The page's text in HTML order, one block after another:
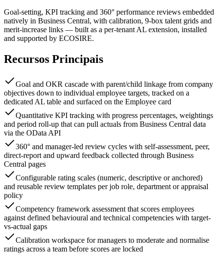
Goal-setting, KPI tracking and 360° performance reviews embedded
natively in Business Central, with calibration, 9-box talent grids and
merit-increase links — built as a per-tenant AL extension, installed
and supported by ECOSIRE.
Recursos Principais
Goal and OKR cascade with parent/child linkage from company
objectives down to individual employee targets, tracked on a
dedicated AL table and surfaced on the Employee card
Quantitative KPI tracking with progress percentages, weightings
and period roll-up that can pull actuals from Business Central data
via the OData API
360° and manager-led review cycles with self-assessment, peer,
direct-report and upward feedback collected through Business
Central pages
Configurable rating scales (numeric, descriptive or anchored)
and reusable review templates per job role, department or appraisal
policy
Competency framework assessment that scores employees
against defined behavioural and technical competencies with target-
vs-actual gaps
Calibration workspace for managers to moderate and normalise
ratings across a team before scores are locked